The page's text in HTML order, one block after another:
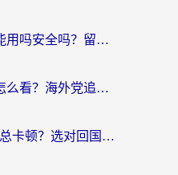
搜狐视频会员在国外能用吗安全吗？留学生亲测有效的回国观影解决方案
相思蛊国外地区限制怎么看？海外党追剧听歌的终极解决方案
海外党看国外电视app总卡顿？选对回国加速器，追剧购物两不误